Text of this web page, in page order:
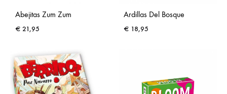
Abejitas Zum Zum
€ 21,95
Ardillas Del Bosque
€ 18,95